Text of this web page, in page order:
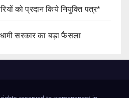
को प्रदान किये नियुक्ति पत्र*
सरकार का बड़ा फैसला